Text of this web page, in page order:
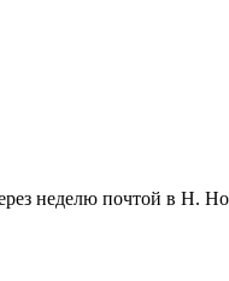
неделю почтой в Н.